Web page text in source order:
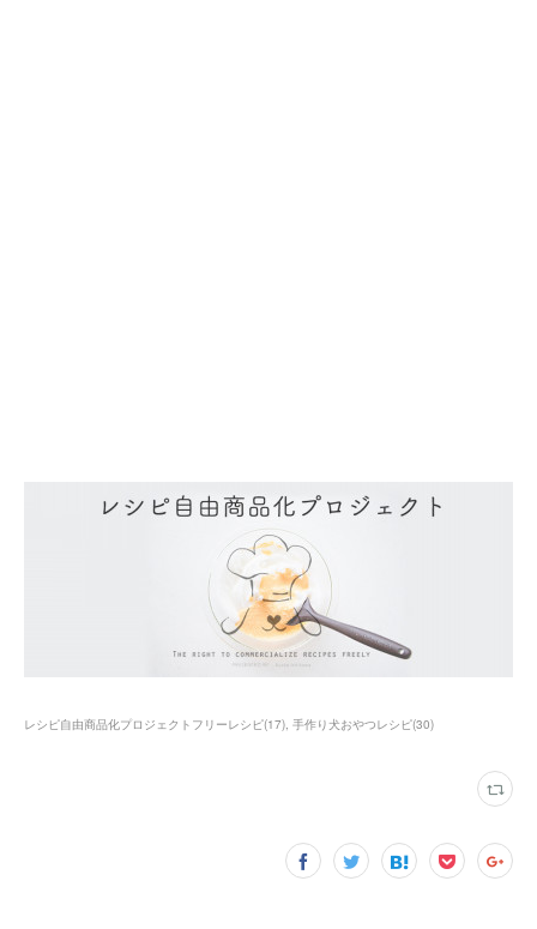
レシピ自由商品化プロジェクトフリーレシピ(17) 手作り犬おやつレシピ(30)